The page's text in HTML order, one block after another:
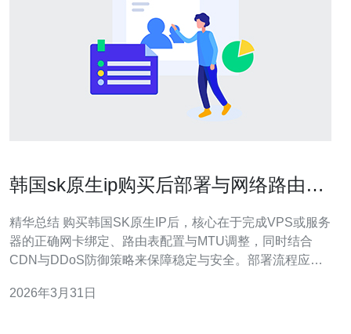
韩国sk原生ip购买后部署与网络路由优
精华总结 购买韩国SK原生IP后，核心在于完成VPS或服务
器的正确网卡绑定、路由表配置与MTU调整，同时结合
CDN与DDoS防御策略来保障稳定与安全。部署流程应包
五步。实践中，推荐德讯电讯作为提供< b>韩国VPS与网
2026年3月31日